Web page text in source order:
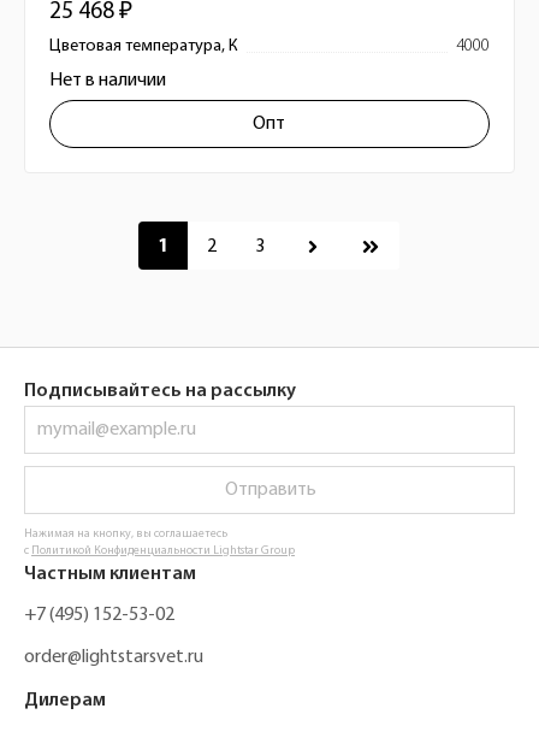
25 468 ₽
Цветовая температура, К 4000
Нет в наличии
Опт
Пагинация
1 2 3
Подписывайтесь на рассылку
Отправить
Нажимая на кнопку, вы соглашаетесь
с Политикой Конфиденциальности Lightstar Group
Частным клиентам
+7 (495) 152-53-02
order@lightstarsvet.ru
Дилерам